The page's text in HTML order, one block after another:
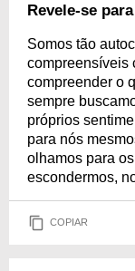
Revele-se
Somos tão
compreensíveis
compreender o
sempre
próprios
para nós
olhamos para
escondermos,
COPIAR